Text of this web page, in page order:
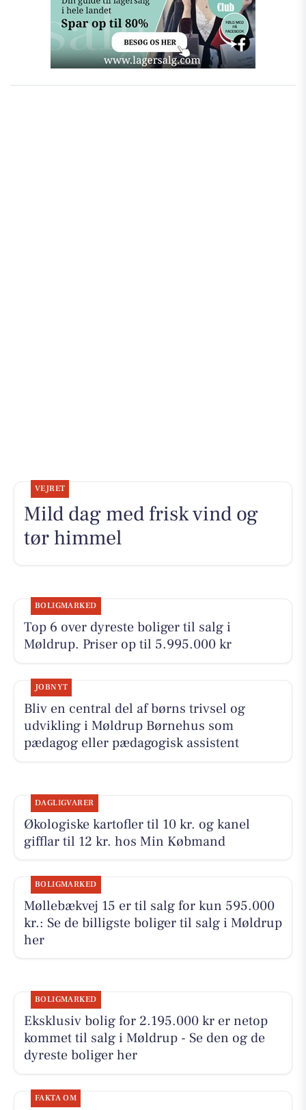
VEJRET
Mild dag med frisk vind og
tør himmel
BOLIGMARKED
Top 6 over dyreste boliger til salg i
Møldrup. Priser op til 5.995.000 kr
JOBNYT
Bliv en central del af børns trivsel og
udvikling i Møldrup Børnehus som
pædagog eller pædagogisk assistent
DAGLIGVARER
Økologiske kartofler til 10 kr. og kanel
gifflar til 12 kr. hos Min Købmand
BOLIGMARKED
Møllebækvej 15 er til salg for kun 595.000
kr.: Se de billigste boliger til salg i Møldrup
her
BOLIGMARKED
Eksklusiv bolig for 2.195.000 kr er netop
kommet til salg i Møldrup - Se den og de
dyreste boliger her
FAKTA OM